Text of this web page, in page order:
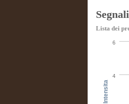
Lista dei
Intensita
4
6